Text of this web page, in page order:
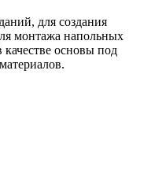
для создания
монтажа напольных
основы под